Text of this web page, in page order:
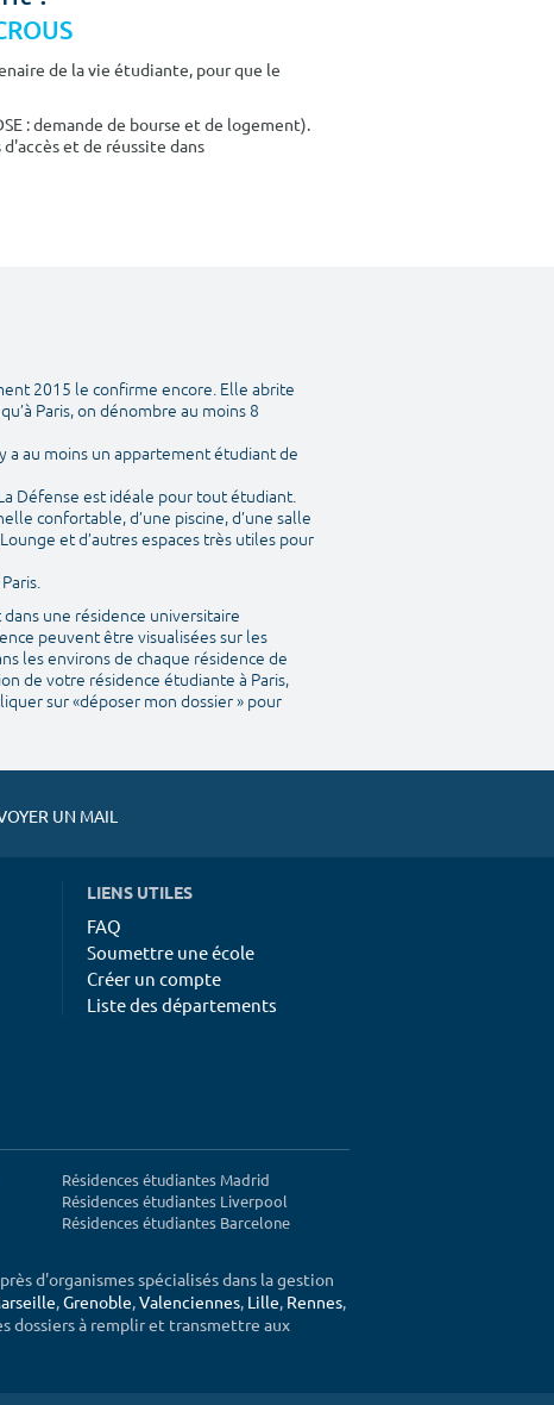
de la vie étudiante, pour que le
: demande de bourse et de logement).
et de réussite dans
2015 le confirme encore. Elle abrite
Paris, on dénombre au moins 8
a au moins un appartement étudiant de
Défense est idéale pour tout étudiant.
confortable, d’une piscine, d’une salle
et d’autres espaces très utiles pour
une résidence universitaire
peuvent être visualisées sur les
les environs de chaque résidence de
de votre résidence étudiante à Paris,
sur «déposer mon dossier » pour
UN MAIL
LIENS UTILES
FAQ
Soumettre une école
Créer un compte
Liste des départements
Résidences étudiantes Madrid
Résidences étudiantes Liverpool
Résidences étudiantes Barcelone
d'organismes spécialisés dans la gestion
,Grenoble,Valenciennes, Lille, Rennes,
dossiers à remplir et transmettre aux